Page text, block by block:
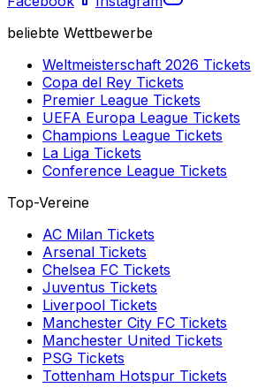
beliebte Wettbewerbe
Weltmeisterschaft 2026 Tickets
Copa del Rey Tickets
Premier League Tickets
UEFA Europa League Tickets
Champions League Tickets
La Liga Tickets
Conference League Tickets
Top-Vereine
AC Milan Tickets
Arsenal Tickets
Chelsea FC Tickets
Juventus Tickets
Liverpool Tickets
Manchester City FC Tickets
Manchester United Tickets
PSG Tickets
Tottenham Hotspur Tickets